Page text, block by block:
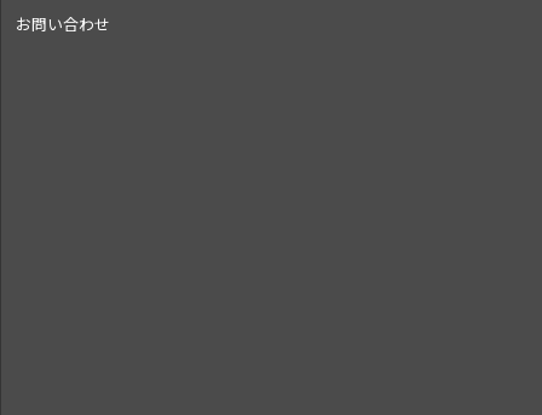
お問い合わせ